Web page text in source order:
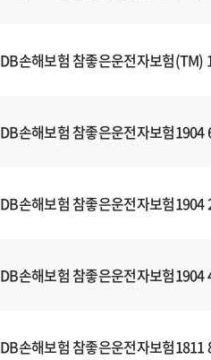
DB손해보험 참좋은운전자보험(TM)
DB손해보험 참좋은운전자보험1904
DB손해보험 참좋은운전자보험1904
DB손해보험 참좋은운전자보험1904
DB손해보험 참좋은운전자보험1811